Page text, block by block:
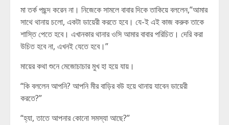
মা তর্ক পছন্দ করেন না। নিজেকে সামলে বাবার দিকে তাকিয়ে বললেন,”আমার
সাথে থানায় চলো, একটা ডায়েরী করতে হবে। যে-ই এই কাজ করুক তাকে
শাস্তি পেতে হবে। এখানকার থানার ওসি আমার বাবার পরিচিত। দেরি করা
উচিত হবে না, এখনই যেতে হবে।”
মায়ের কথা শুনে মেজোচাচার মুখ হা হয়ে যায়।
“কি বললেন আপনি? আপনি মীর বাড়ির বউ হয়ে থানায় যাবেন ডায়েরী
করতে?”
“হ্যা, তাতে আপনার কোনো সমস্যা আছে?”